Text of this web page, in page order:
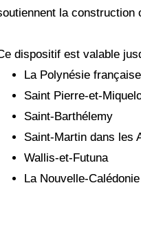
la construction
dispositif est valable
La Polynésie française
Saint Pierre-et-
Saint-Barthélemy
Saint-Martin dans les
Wallis-et-Futuna
La Nouvelle-Calédonie